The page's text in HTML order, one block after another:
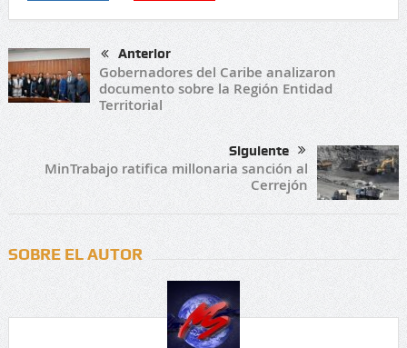
Anterior
Gobernadores del Caribe analizaron
documento sobre la Región Entidad
Territorial
Siguiente
MinTrabajo ratifica millonaria sanción al
Cerrejón
SOBRE EL AUTOR